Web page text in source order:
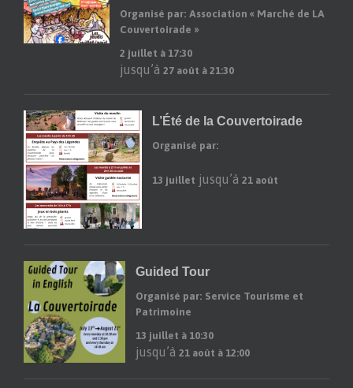
Organisé par: Association « Marché de LA
Couvertoirade »
2 juillet à 17:30
jusqu’à27 août à 21:30
L’Été de la Couvertoirade
Organisé par:
13 juillet jusqu’à 21 août
Guided Tour
Organisé par: Service Tourisme et
Patrimoine
13 juillet à 10:30
jusqu’à 21 août à 12:00